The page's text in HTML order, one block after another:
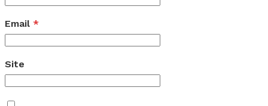
Email *
Site